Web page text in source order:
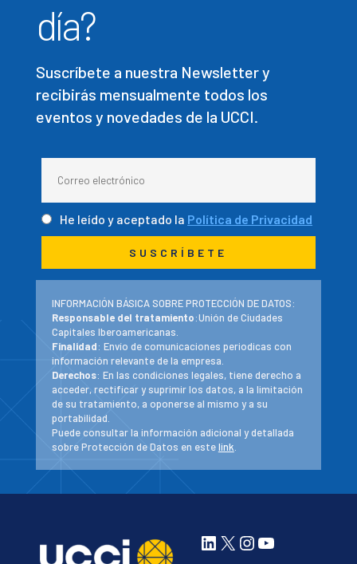
día?
Suscríbete a nuestra Newsletter y
recibirás mensualmente todos los
eventos y novedades de la UCCI.
He leído y aceptado la Política de Privacidad
INFORMACIÓN BÁSICA SOBRE PROTECCIÓN DE DATOS:
Responsable del tratamiento:Unión de Ciudades
Capitales Iberoamericanas.
Finalidad: Envío de comunicaciones periodicas con
información relevante de la empresa.
Derechos: En las condiciones legales, tiene derecho a
acceder, rectificar y suprimir los datos, a la limitación
de su tratamiento, a oponerse al mismo y a su
portabilidad.
Puede consultar la información adicional y detallada
sobre Protección de Datos en estelink
LinkedIn
X Instagram
YouTube